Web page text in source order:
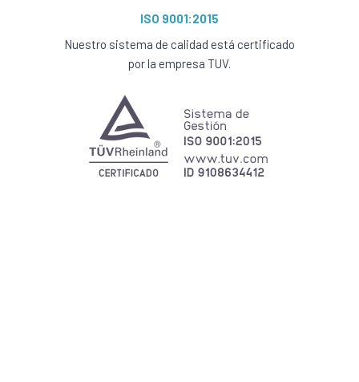
ISO 9001:2015
Nuestro sistema de calidad está certificado
por la empresa TUV.